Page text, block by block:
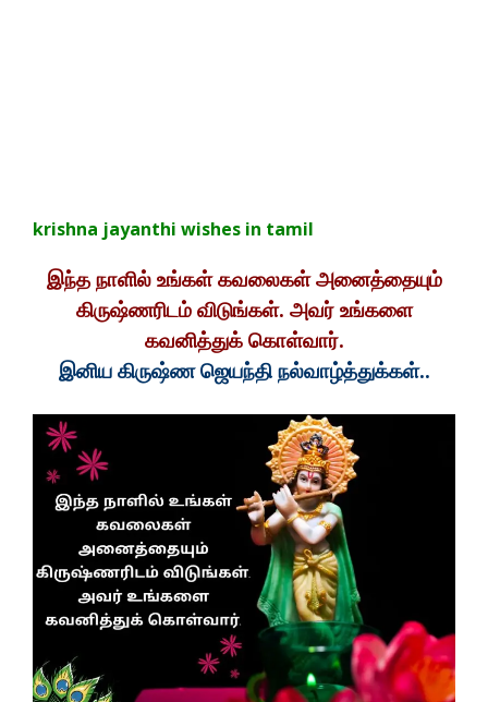
krishna jayanthi wishes in tamil
இந்த நாளில் உங்கள் கவலைகள் அனைத்தையும்
கிருஷ்ணரிடம் விடுங்கள். அவர் உங்களை
கவனித்துக் கொள்வார்.
இனிய கிருஷ்ண ஜெயந்தி நல்வாழ்த்துக்கள்..